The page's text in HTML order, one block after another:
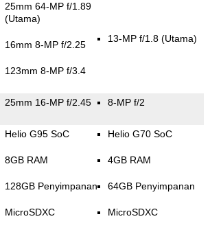
25mm 64-MP f/1.89
(Utama)
16mm 8-MP f/2.25
123mm 8-MP f/3.4
13-MP f/1.8 (Utama)
25mm 16-MP f/2.45 8-MP f/2
Helio G95 SoC
8GB RAM
128GB Penyimpanan
MicroSDXC
Helio G70 SoC
4GB RAM
64GB Penyimpanan
MicroSDXC